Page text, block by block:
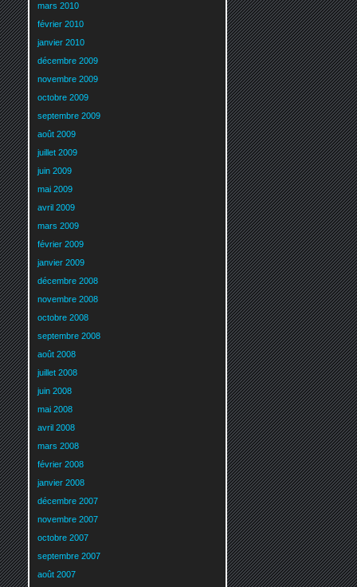
mars 2010
février 2010
janvier 2010
décembre 2009
novembre 2009
octobre 2009
septembre 2009
août 2009
juillet 2009
juin 2009
mai 2009
avril 2009
mars 2009
février 2009
janvier 2009
décembre 2008
novembre 2008
octobre 2008
septembre 2008
août 2008
juillet 2008
juin 2008
mai 2008
avril 2008
mars 2008
février 2008
janvier 2008
décembre 2007
novembre 2007
octobre 2007
septembre 2007
août 2007